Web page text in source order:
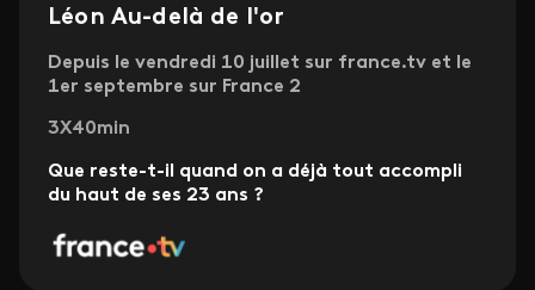
Léon Au-delà de l'or
Depuis le vendredi 10 juillet sur france.tv et le
1er septembre sur France 2
3X40min
Que reste-t-il quand on a déjà tout accompli
du haut de ses 23 ans ?